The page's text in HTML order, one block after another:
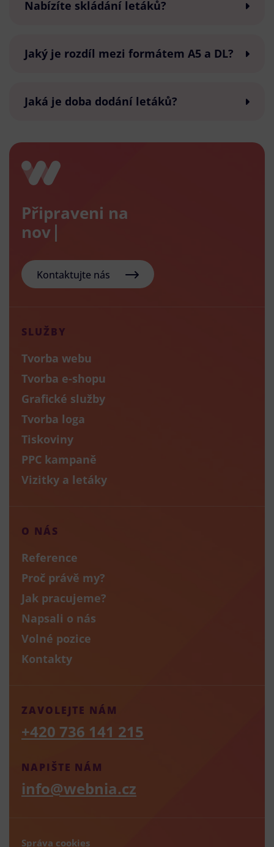
Nabízíte skládání letáků?
Jaký je rozdíl mezi formátem A5 a DL?
Jaká je doba dodání letáků?
Připraveni na
nový e-s
Kontaktujte nás
SLUŽBY
Tvorba webu
Tvorba e-shopu
Grafické služby
Tvorba loga
Tiskoviny
PPC kampaně
Vizitky a letáky
O NÁS
Reference
Proč právě my?
Jak pracujeme?
Napsali o nás
Volné pozice
Kontakty
NAPIŠTE NÁM
info@webnia.cz
ZAVOLEJTE NÁM
+420 736 141 215
Správa cookies